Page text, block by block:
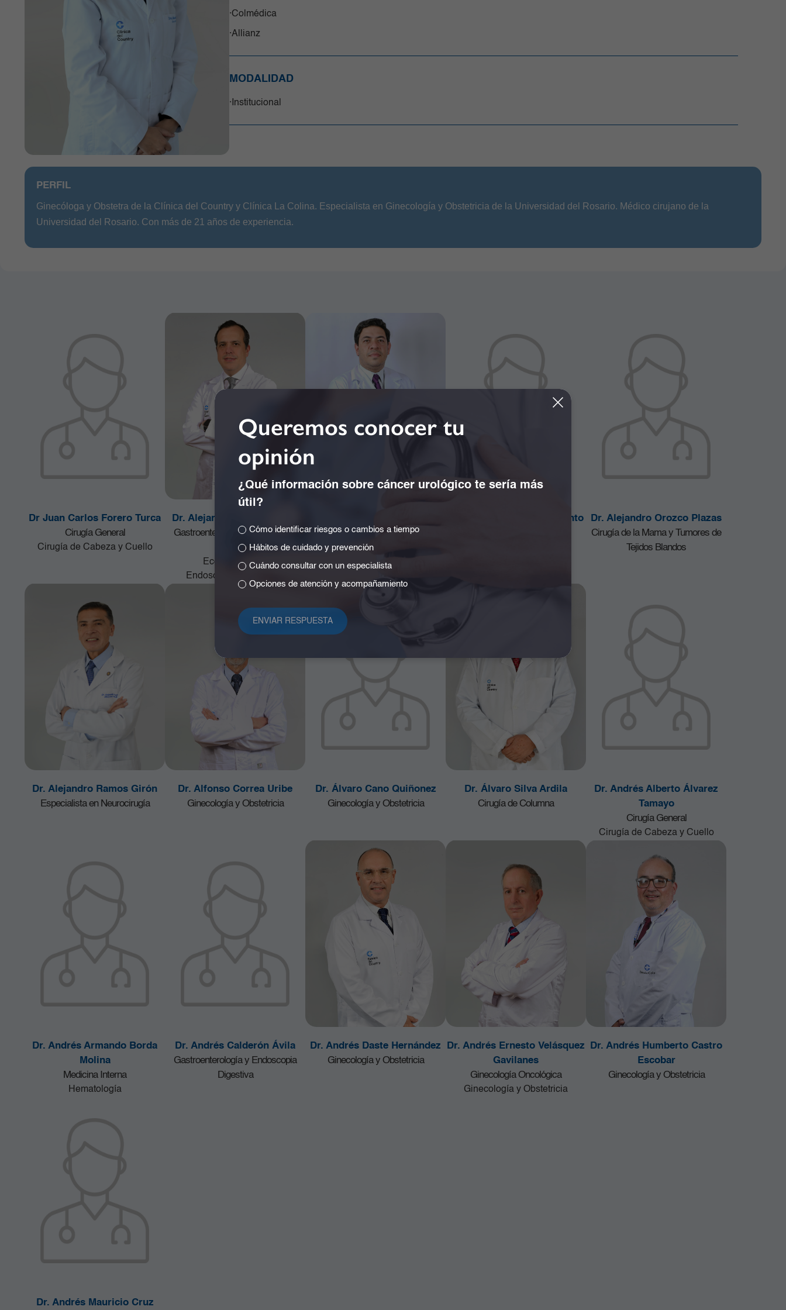
Neurociencias
Ortopedia y Traumatología
Servicios Quirúrgicos
Unidad de Cuidado Crítico
Especializado
Tejidos Blandos
Urgencias
Urología
Vacunación
Colmédica
Allianz
MODALIDAD
Institucional
PERFIL
Ginecóloga y Obstetra de la Clínica del Country y Clínica La Colina. Especialista en Ginecología y Obstetricia de la Universidad del Rosario. Médico cirujano de la
Universidad del Rosario. Con más de 21 años de experiencia.
Dr Juan Carlos Forero Turca
Cirugía General
Cirugía de Cabeza y Cuello
Dr. Alejandro Concha Mejía
Gastroenterología y Endoscopia
Digestiva
Ecoendoscopia
Endoscopia terapéutica
Fernández Cárdenas
Ortopedia y Traumatología
Ortopedia y Traumatología
Dr. Alejandro José Bonivento
Dr. Alejandro Orozco Plazas
Cirugía de la Mama y Tumores de
Tejidos Blandos
Dr. Alejandro Ramos Girón
Especialista en Neurocirugía
Dr. Alfonso Correa Uribe
Ginecología y Obstetricia
Dr. Álvaro Cano Quiñonez
Ginecología y Obstetricia
Dr. Álvaro Silva Ardila
Cirugía de Columna
Dr. Andrés Alberto Álvarez
Tamayo
Cirugía General
Cirugía de Cabeza y Cuello
Dr. Andrés Armando Borda
Molina
Medicina Interna
Hematología
Dr. Andrés Calderón Ávila
Gastroenterología y Endoscopia
Digestiva
Dr. Andrés Daste Hernández
Ginecología y Obstetricia
Dr. Andrés Ernesto Velásquez
Gavilanes
Ginecología Oncológica
Ginecología y Obstetricia
Dr. Andrés Humberto Castro
Escobar
Ginecología y Obstetricia
Dr. Andrés Mauricio Cruz
Queremos conocer tu
opinión
¿Qué información sobre cáncer urológico te sería más
útil?
Cómo identificar riesgos o cambios a tiempo
Hábitos de cuidado y prevención
Cuándo consultar con un especialista
Opciones de atención y acompañamiento